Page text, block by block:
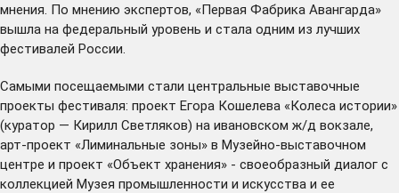
мнения. По мнению экспертов, «Первая Фабрика Авангарда»
вышла на федеральный уровень и стала одним из лучших
фестивалей России.
Самыми посещаемыми стали центральные выставочные
проекты фестиваля: проект Егора Кошелева «Колеса истории»
(куратор — Кирилл Светляков) на ивановском ж/д вокзале,
арт-проект «Лиминальные зоны» в Музейно-выставочном
центре и проект «Объект хранения» - своеобразный диалог с
коллекцией Музея промышленности и искусства и ее